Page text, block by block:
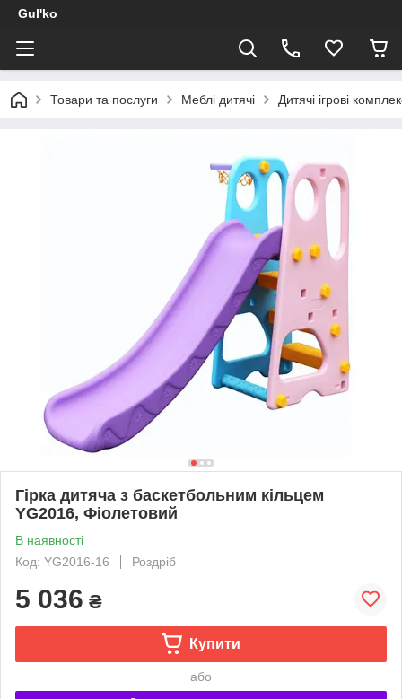
Gul'ko
Товари та послуги Меблі дитячі Дитячі ігрові
Гірка дитяча з баскетбольним кільцем
YG2016, Фіолетовий
В наявності
Код: YG2016-16
Роздріб
5 036 ₴
Купити
або